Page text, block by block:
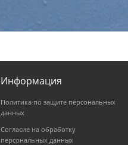
Информация
Политика по защите персональных
данных
Согласие на обработку
персональных данных